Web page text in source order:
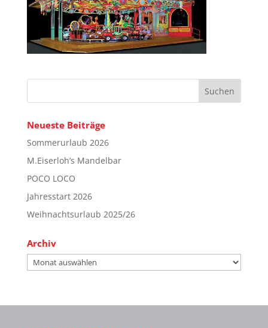
Neueste Beiträge
Sommerurlaub 2026
M.Eiserloh’s Mandelbar
POCO LOCO
Jahresstart 2026
Weihnachtsurlaub 2025/26
Archiv
Archiv